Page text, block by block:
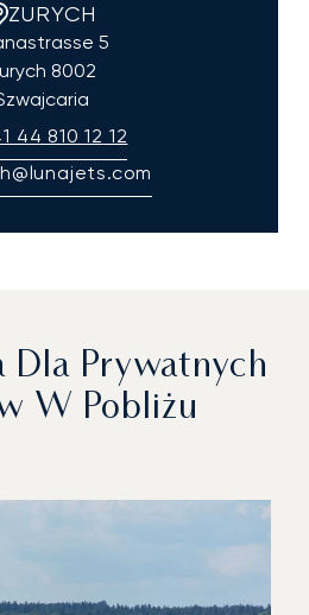
ZURYCH
5
8002
44 810 12 12
Dla Prywatnych
W Pobliżu